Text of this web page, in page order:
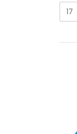
17